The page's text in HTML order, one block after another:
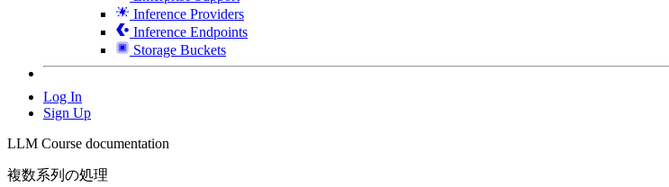
Inference Providers
Inference Endpoints
Storage Buckets
Log In
Sign Up
LLM Course documentation
複数系列の処理